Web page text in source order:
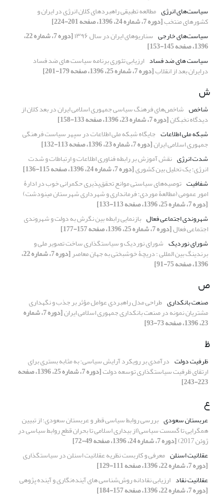
سیاست‌های انرژی مطالعه تطبیقی راهبردهای کلان انرژی در ایران و
کشورهای منتخب[دوره 7، شماره 24، 1396، صفحه 201-224]
سیاست‌های خارجی سناریوهای ایران در سال ۱۳۹۶ [دوره 7، شماره 22،
1396، صفحه 145-153]
سیاست های ضد فساد ارزیابی تئوری برنامه سیاست های ضد فساد
درایران بعد از انقلاب[دوره 7، شماره 25، 1396، صفحه 179-201]
ش
شاخص شاخص‌های فرهنگ سیاسی جمهوری اسلامی ایران در بعد کلان از
دیدگاه نخبگان[دوره 7، شماره 23، 1396، صفحه 133-158]
شبکه ملی اطلاعات جایگاه شبکه ملی اطلاعات در سپهر سیاست فرهنگی
جمهوری اسلامی ایران[دوره 7، شماره 23، 1396، صفحه 113-132]
شدت انرژی نقش آموزش بر رابطه فناوری اطلاعات و ارتباطات و شدت
انرژی: یک تحلیل بین کشوری[دوره 7، شماره 24، 1396، صفحه 115-136]
شفافیت توصیه‌های سیاستی موانع تحقق‌پذیری حکمرانی خوب در ادارۀ
امور عمومی (مطالعۀ موردی: فرمانداری و شهرداری شهرستان مینودشت)
[دوره 7، شماره 25، 1396، صفحه 113-133]
شهروندی اجتماعی فعال بازنمایی رابطه بین نگرش به دولت و شهروندی
اجتماعی فعال[دوره 7، شماره 25، 1396، صفحه 157-177]
شورای نوردیک شورای نوردیک و سیاستگذاری ساخت تصویر ملی و
برندینگ بین المللی ؛ دریچۀ خوشبختی به جهان معاصر [دوره 7، شماره 22،
1396، صفحه 75-91]
ص
صنعت بانکداری طراحی مدل راهبردی عوامل مؤثر بر جذب و نگهداری
مشتریان نمونه در صنعت بانکداری جمهوری اسلامی ایران [دوره 7، شماره
23، 1396، صفحه 73-93]
ظ
ظرفیت دولت درآمدی بر رویکرد آرایش سیاسی؛ به مثابه بستری برای
ارتقای ظرفیت سیاستگذاری توسعه دولت [دوره 7، شماره 25، 1396، صفحه
223-243]
ع
عربستان سعودی بررسی روابط سیاسی قطر و عربستان سعودی؛ از تبیین
همگرایی تا گسست سیاسی(از بیداری اسلامی تا بحران قطع روابط سیاسی در
ژوئن 2017)
[دوره 7، شماره 24، 1396، صفحه 49-72]
عقلانیت اسنلن معرفی و کاربست نظریه عقلانیت اسنلن در سیاستگذاری
[دوره 7، شماره 22، 1396، صفحه 111-129]
عقلانیت نقاد ارزیابی نقادانه روش‌شناسی های آینده‌نگاری و آینده پژوهی
[دوره 7، شماره 22، 1396، صفحه 157-184]